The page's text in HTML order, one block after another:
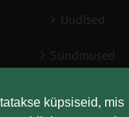
küpsiseid, mis
Uudised
Sündmused